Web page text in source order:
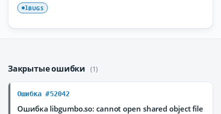
1BUGS
Закрытые ошибки (1)
Ошибка #52042
Ошибка libgumbo.so: cannot open shared object file